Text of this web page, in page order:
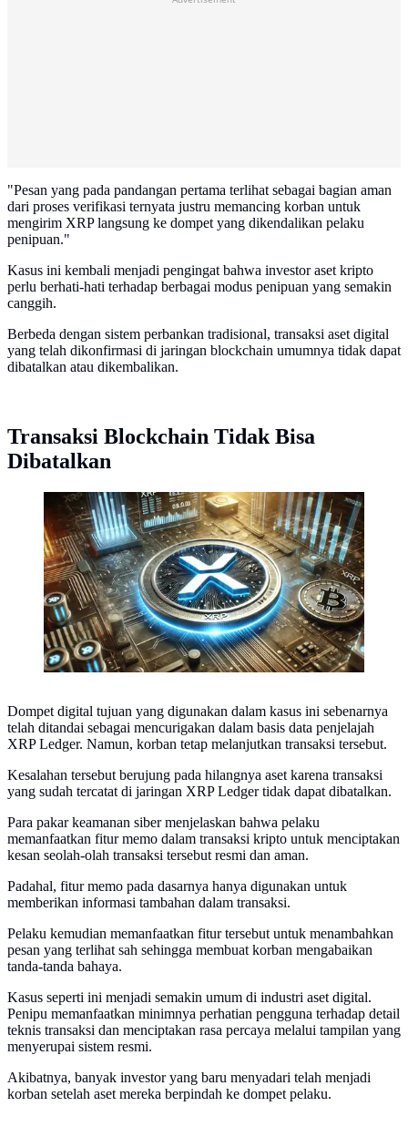
"Pesan yang pada pandangan pertama terlihat sebagai bagian aman
dari proses verifikasi ternyata justru memancing korban untuk
mengirim XRP langsung ke dompet yang dikendalikan pelaku
penipuan."
Kasus ini kembali menjadi pengingat bahwa investor aset kripto
perlu berhati-hati terhadap berbagai modus penipuan yang semakin
canggih.
Berbeda dengan sistem perbankan tradisional, transaksi aset digital
yang telah dikonfirmasi di jaringan blockchain umumnya tidak dapat
dibatalkan atau dikembalikan.
Transaksi Blockchain Tidak Bisa
Dibatalkan
Ilustrasi kripto XRP. (Foto by AI)
Dompet digital tujuan yang digunakan dalam kasus ini sebenarnya
telah ditandai sebagai mencurigakan dalam basis data penjelajah
XRP Ledger. Namun, korban tetap melanjutkan transaksi tersebut.
Kesalahan tersebut berujung pada hilangnya aset karena transaksi
yang sudah tercatat di jaringan XRP Ledger tidak dapat dibatalkan.
Para pakar keamanan siber menjelaskan bahwa pelaku
memanfaatkan fitur memo dalam transaksi kripto untuk menciptakan
kesan seolah-olah transaksi tersebut resmi dan aman.
Padahal, fitur memo pada dasarnya hanya digunakan untuk
memberikan informasi tambahan dalam transaksi.
Pelaku kemudian memanfaatkan fitur tersebut untuk menambahkan
pesan yang terlihat sah sehingga membuat korban mengabaikan
tanda-tanda bahaya.
Kasus seperti ini menjadi semakin umum di industri aset digital.
Penipu memanfaatkan minimnya perhatian pengguna terhadap detail
teknis transaksi dan menciptakan rasa percaya melalui tampilan yang
menyerupai sistem resmi.
Akibatnya, banyak investor yang baru menyadari telah menjadi
korban setelah aset mereka berpindah ke dompet pelaku.